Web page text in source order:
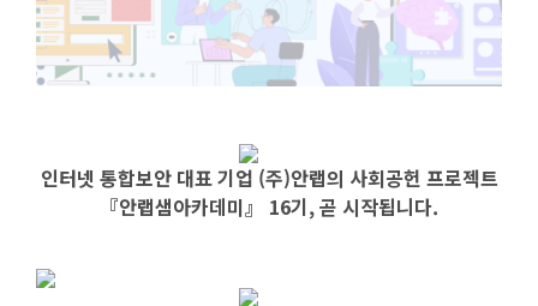
인터넷 통합보안 대표 기업 (주)안랩의 사회공헌 프로젝트
『안랩샘아카데미』 16기, 곧 시작됩니다.